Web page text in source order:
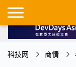
科技网 商情